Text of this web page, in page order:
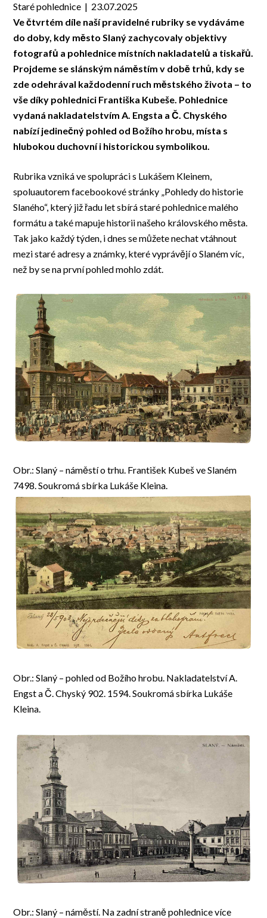
Staré pohlednice | 23.07.2025
Ve čtvrtém díle naší pravidelné rubriky se vydáváme
do doby, kdy město Slaný zachycovaly objektivy
fotografů a pohlednice místních nakladatelů a tiskařů.
Projdeme se slánským náměstím v době trhů, kdy se
zde odehrával každodenní ruch městského života – to
vše díky pohlednici Františka Kubeše. Pohlednice
vydaná nakladatelstvím A. Engsta a Č. Chyského
nabízí jedinečný pohled od Božího hrobu, místa s
hlubokou duchovní i historickou symbolikou.
Rubrika vzniká ve spolupráci s Lukášem Kleinem,
spoluautorem facebookové stránky „Pohledy do historie
Slaného“, který již řadu let sbírá staré pohlednice malého
formátu a také mapuje historii našeho královského města.
Tak jako každý týden, i dnes se můžete nechat vtáhnout
mezi staré adresy a známky, které vyprávějí o Slaném víc,
než by se na první pohled mohlo zdát.
Obr.: Slaný – náměstí o trhu. František Kubeš ve Slaném
7498. Soukromá sbírka Lukáše Kleina.
Obr.: Slaný – pohled od Božího hrobu. Nakladatelství A.
Engst a Č. Chyský 902. 1594. Soukromá sbírka Lukáše
Kleina.
Obr.: Slaný – náměstí. Na zadní straně pohlednice více